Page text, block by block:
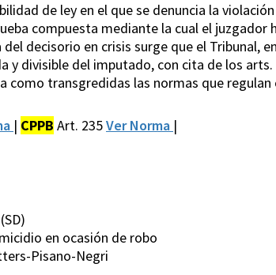
de ley en el que se denuncia la
compuesta mediante la cual el juzgador
decisorio en crisis surge que el Tribunal,
divisible del imputado, con cita de los arts.
como transgredidas las normas que
| CPPB Art. 235Ver Norma |
en ocasión de robo
Pisano-Negri